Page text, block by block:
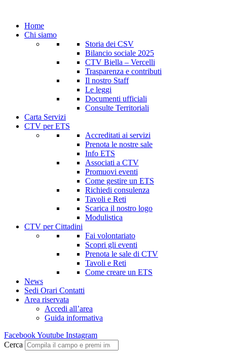
Home
Chi siamo
Storia dei CSV
Bilancio sociale 2025
CTV Biella – Vercelli
Trasparenza e contributi
Il nostro Staff
Le leggi
Documenti ufficiali
Consulte Territoriali
Carta Servizi
CTV per ETS
Accreditati ai servizi
Prenota le nostre sale
Info ETS
Associati a CTV
Promuovi eventi
Come gestire un ETS
Richiedi consulenza
Tavoli e Reti
Scarica il nostro logo
Modulistica
CTV per Cittadini
Fai volontariato
Scopri gli eventi
Prenota le sale di CTV
Tavoli e Reti
Come creare un ETS
News
Sedi Orari Contatti
Area riservata
Accedi all’area
Guida informativa
FacebookYoutube Instagram
Cerca